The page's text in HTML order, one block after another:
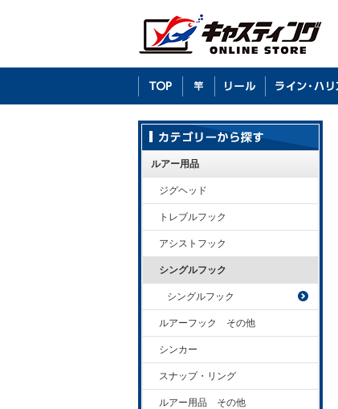
ルアー用品
ジグヘッド
トレブルフック
アシストフック
シングルフック
シングルフック
ルアーフック その他
シンカー
スナップ・リング
ルアー用品 その他